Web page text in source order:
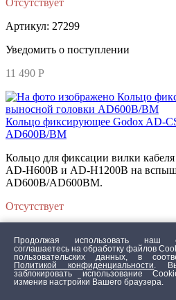
Артикул: 27299
Уведомить о поступлении
11 490 Р
Кольцо фиксирующее Godox AD-
AD600B/BM
Кольцо для фиксации вилки
AD-H600B и AD-H1200B на
AD600B/AD600BM.
Отсутствует
Уведомить о поступлении
390 Р
Продолжая использовать наш
соглашаетесь на обработку файлов
пользовательских данных, в
Политикой конфиденциальности
.
заблокировать использование
изменив настройки Вашего браузера.